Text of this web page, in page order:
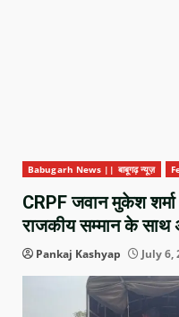
Babugarh News || बाबूगढ़ न्यूज़
CRPF जवान मुकेश
राजकीय सम्मान के साथ
Pankaj Kashyap July 6,